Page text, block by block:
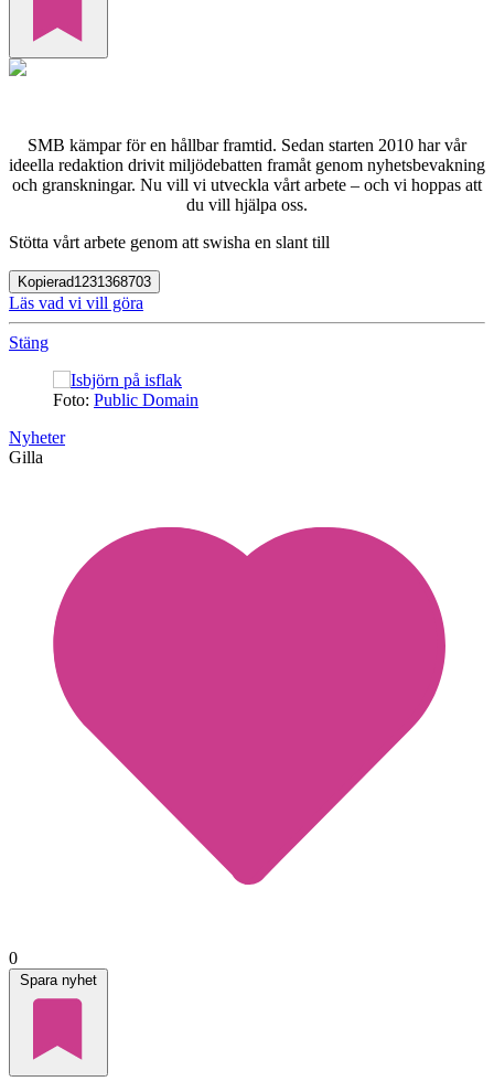
SMB kämpar för en hållbar framtid. Sedan starten 2010 har vår
ideella redaktion drivit miljödebatten framåt genom nyhetsbevakning
och granskningar. Nu vill vi utveckla vårt arbete – och vi hoppas att
du vill hjälpa oss.
Stötta vårt arbete genom att swisha en slant till
Kopierad1231368703
Läs vad vi vill göra
Stäng
Foto: Public Domain
Nyheter
Gilla
0
Spara nyhet